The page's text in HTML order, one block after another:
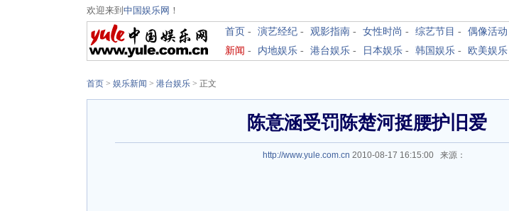
欢迎来到 中国娱乐网 ！
首页 - 演艺经纪 - 观影指南 - 女性时尚 - 综艺节目 - 偶像活动
新闻 - 内地娱乐 - 港台娱乐 - 日本娱乐 - 韩国娱乐 - 欧美娱乐
首页 > 娱乐新闻 > 港台娱乐 > 正文
陈意涵受罚陈楚河挺腰护旧爱
http://www.yule.com.cn 2010-08-17 16:15:00 来源：